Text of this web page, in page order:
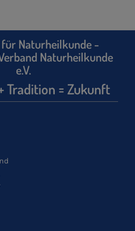
für Naturheilkunde -
Naturheilkunde
e.V.
Tradition = Zukunft